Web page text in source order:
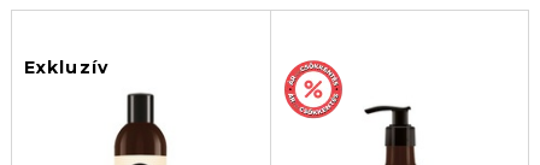
Exkluzív